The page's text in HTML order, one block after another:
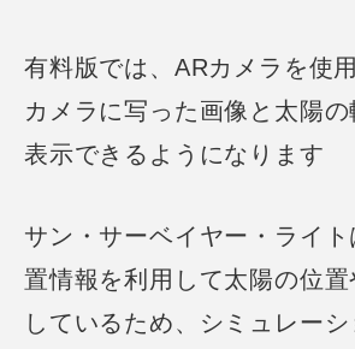
有料版では、ARカメラを使
カメラに写った画像と太陽
表示できるようになります
サン・サーベイヤー・ライ
置情報を利用して太陽の位置
しているため、
シミュレー